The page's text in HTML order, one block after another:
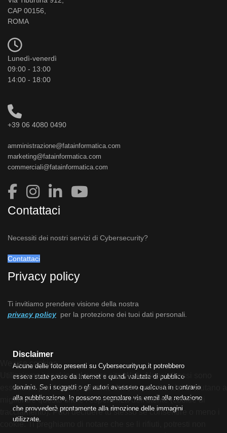
CAP 00156,
ROMA
Lunedì-venerdì
09:00 - 13:00
14:00 - 18:00
+39 06 4080 0490
amministrazione@fatainformatica.com
marketing@fatainformatica.com
commerciali@fatainformatica.com
Contattaci
Necessiti dei nostri servizi di Cybersecurity?
Contattaci
Privacy policy
Ti invitiamo prendere visione della nostra
privacy policy per la protezione dei tuoi dati personali.
Disclaimer
Alcune delle foto presenti su Cybersecurityup.it potrebbero
essere state prese da Internet e quindi valutate di pubblico
dominio. Se i soggetti o gli autori avessero qualcosa in contrario
alla pubblicazione, lo possono segnalare via email alla redazione
che provvederà prontamente alla rimozione delle immagini
utilizzate.
We use cookies
Utilizziamo i cookie sul nostro sito Web. Alcuni di essi sono
essenziali per il funzionamento del sito, mentre altri ci aiutano a
migliorare questo sito e l'esperienza dell'utente (cookie di
tracciamento). Puoi decidere tu stesso se consentire o meno i
cookie. Ti preghiamo di notare che se li rifiuti, potresti non